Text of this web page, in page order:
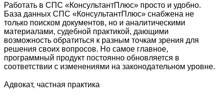
Работать в СПС «КонсультантПлюс» просто и удобно.
База данных СПС «КонсультантПлюс» снабжена не
только поиском документов, но и аналитическими
материалами, судебной практикой, дающими
возможность обратиться к разным точкам зрения для
решения своих вопросов. Но самое главное,
программный продукт постоянно обновляется в
соответствии с изменениями на законодательном уровне.
Адвокат, частная практика